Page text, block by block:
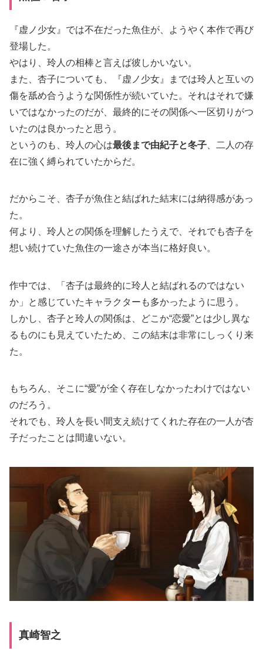
『虚ノ少女』では不在だった魚住が、ようやく本作で再び
登場した。
やはり、玲人の相棒と言えば彼しかいない。
また、杏子についても、『虚ノ少女』までは玲人と互いの
傷を舐め合うような関係性が続いていた。それはそれで嫌
いではなかったのだが、最終的にその関係へ一区切りがつ
いたのは良かったと思う。
というのも、玲人の心は最後まで由紀子と冬子 、二人の存
在に強く縛られていたからだ。
だからこそ、杏子が魚住と結ばれた結末には納得感があっ
た。
何より、玲人との関係を理解したうえで、それでも杏子を
想い続けていた魚住の一途さが本当に格好良い。
作中では、「杏子は最終的に玲人と結ばれるのではない
か」と感じていたキャラクターも多かったように思う。
しかし、杏子と玲人の関係は、どこか“恋愛”とは少し異な
るものにも見えていたため、この結末は非常にしっくり来
た。
もちろん、そこに“愛”が全く存在しなかったわけではない
のだろう。
それでも、玲人を長い間支え続けてくれた存在の一人が杏
子だったことは間違いない。
真崎智之